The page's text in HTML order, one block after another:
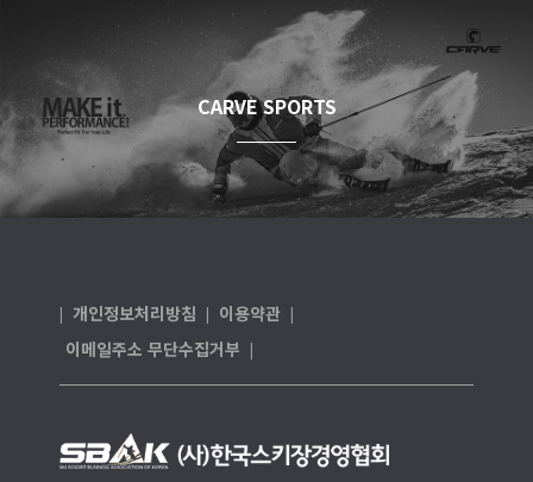
CARVE SPORTS
| 개인정보처리방침 | 이용약관 |
이메일주소 무단수집거부 |